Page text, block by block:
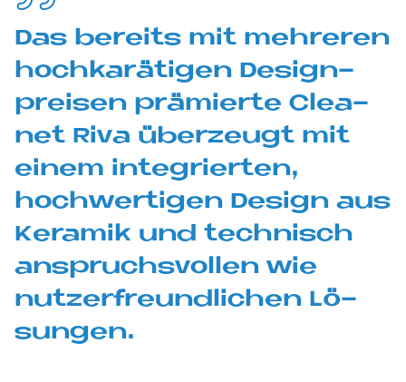
Das be­reits mit meh­re­ren
hoch­ka­rä­ti­gen De­sign­
prei­sen prä­mier­te Clea­
net Riva über­zeu­gt mit
ei­nem in­te­grier­ten,
hoch­wer­ti­gen De­sign aus
Ke­ra­mik und tech­nisch
an­spruchs­vol­len wie
nut­zer­freund­li­chen Lö­
sun­gen.